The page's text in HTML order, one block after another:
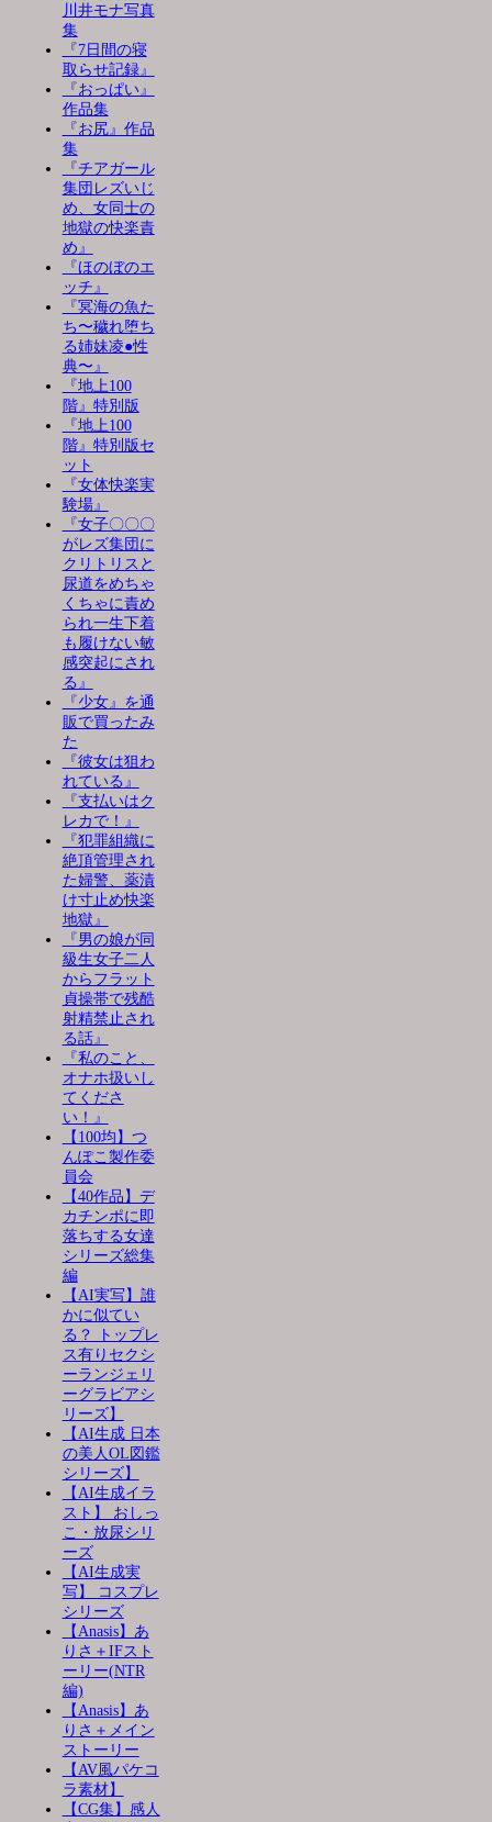
川井モナ写真
集
『7日間の寝
取らせ記録』
『おっぱい』
作品集
『お尻』作品
集
『チアガール
集団レズいじ
め、女同士の
地獄の快楽責
め』
『ほのぼのエ
ッチ』
『冥海の魚た
ち〜穢れ堕ち
る姉妹凌●性
典〜』
『地上100
階』特別版
『地上100
階』特別版セ
ット
『女体快楽実
験場』
『女子〇〇〇
がレズ集団に
クリトリスと
尿道をめちゃ
くちゃに責め
られ一生下着
も履けない敏
感突起にされ
る』
『少女』を通
販で買ったみ
た
『彼女は狙わ
れている』
『支払いはク
レカで！』
『犯罪組織に
絶頂管理され
た婦警、薬漬
け寸止め快楽
地獄』
『男の娘が同
級生女子二人
からフラット
貞操帯で残酷
射精禁止され
る話』
『私のこと、
オナホ扱いし
てくださ
い！』
【100均】つ
んぽこ製作委
員会
【40作品】デ
カチンポに即
落ちする女達
シリーズ総集
編
【AI実写】誰
かに似てい
る？ トップレ
ス有りセクシ
ーランジェリ
ーグラビアシ
リーズ】
【AI生成 日本
の美人OL図鑑
シリーズ】
【AI生成イラ
スト】 おしっ
こ・放尿シリ
ーズ
【AI生成実
写】 コスプレ
シリーズ
【Anasis】あ
りさ＋IFスト
ーリー(NTR
編)
【Anasis】あ
りさ＋メイン
ストーリー
【AV風パケコ
ラ素材】
【CG集】感人